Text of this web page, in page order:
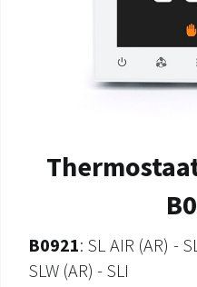
B0921: SL AIR (AR) -
SLW (AR) - SLI